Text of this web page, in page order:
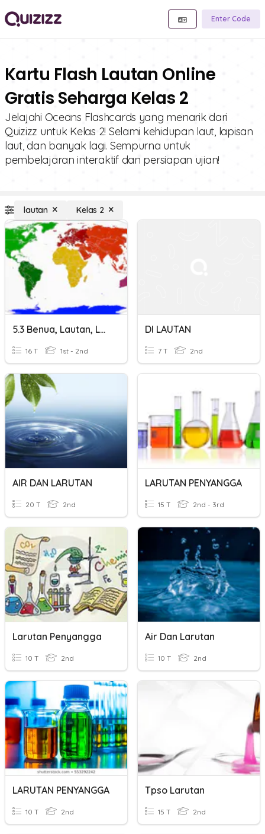
Enter Code
Kartu Flash Lautan Online
Gratis Seharga Kelas 2
Jelajahi Oceans Flashcards yang menarik dari
Quizizz untuk Kelas 2! Selami kehidupan laut, lapisan
laut, dan banyak lagi. Sempurna untuk
pembelajaran interaktif dan persiapan ujian!
lautan Kelas 2
5.3 Benua, Lautan, Laut Utama Dan Selat
16 T 1st - 2nd
DI LAUTAN
7 T 2nd
AIR DAN LARUTAN
20 T 2nd
LARUTAN PENYANGGA
15 T 2nd - 3rd
Larutan Penyangga
10 T 2nd
Air Dan Larutan
10 T 2nd
LARUTAN PENYANGGA
10 T 2nd
Tpso Larutan
15 T 2nd